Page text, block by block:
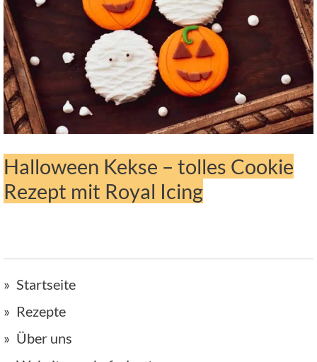
Halloween Kekse – tolles Cookie
Rezept mit Royal Icing
Startseite
Rezepte
Über uns